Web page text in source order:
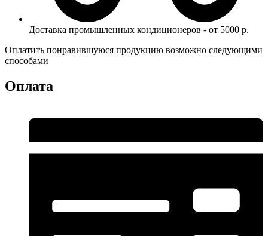
Доставка промышленных кондиционеров - от 5000 р.
Оплатить понравившуюся продукцию возможно следующими
способами
Оплата